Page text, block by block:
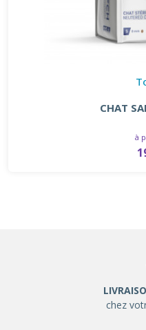
CHAT
à
chez